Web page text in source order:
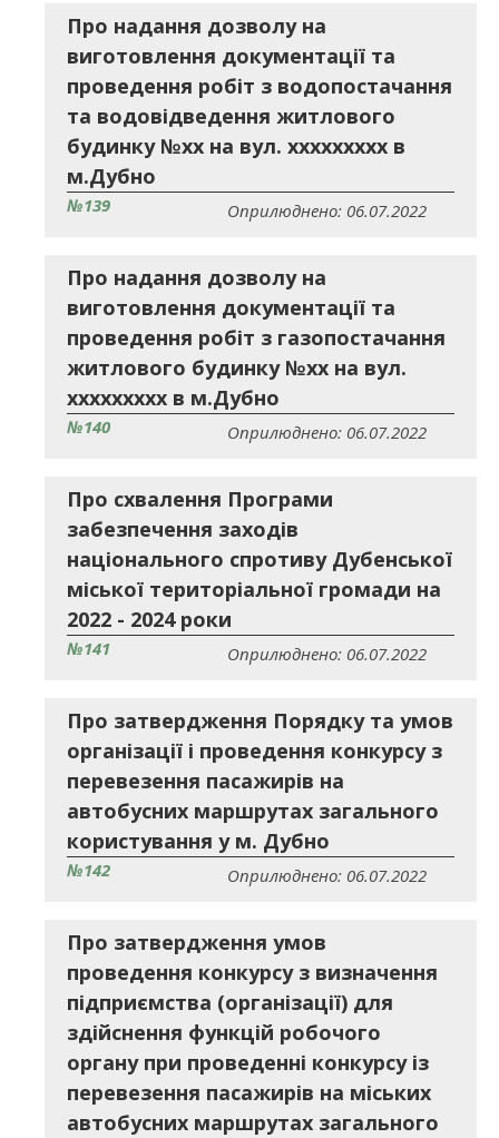
Про надання дозволу на
виготовлення документації та
проведення робіт з водопостачання
та водовідведення житлового
будинку №хх на вул. ххххххххх в
м.Дубно
№139 Оприлюднено: 06.07.2022
Про надання дозволу на
виготовлення документації та
проведення робіт з газопостачання
житлового будинку №хх на вул.
ххххххххх в м.Дубно
№140 Оприлюднено: 06.07.2022
Про схвалення Програми
забезпечення заходів
національного спротиву Дубенської
міської територіальної громади на
2022 - 2024 роки
№141 Оприлюднено: 06.07.2022
Про затвердження Порядку та умов
організації і проведення конкурсу з
перевезення пасажирів на
автобусних маршрутах загального
користування у м. Дубно
№142 Оприлюднено: 06.07.2022
Про затвердження умов
проведення конкурсу з визначення
підприємства (організації) для
здійснення функцій робочого
органу при проведенні конкурсу із
перевезення пасажирів на міських
автобусних маршрутах загального